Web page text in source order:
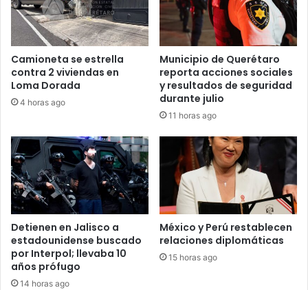
Camioneta se estrella
contra 2 viviendas en
Loma Dorada
4 horas ago
Municipio de Querétaro
reporta acciones sociales
y resultados de seguridad
durante julio
11 horas ago
Detienen en Jalisco a
estadounidense buscado
por Interpol; llevaba 10
años prófugo
14 horas ago
México y Perú restablecen
relaciones diplomáticas
15 horas ago